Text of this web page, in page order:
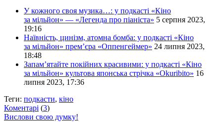
У кожного своя музика…: у подкасті «Кіно
за мільйон» — «Легенда про піаніста» 5 серпня 2023,
19:16
Наївність, цинізм, атомна бомба: у подкасті «Кіно
за мільйон» прем’єра «Оппенгеймер» 24 липня 2023,
18:48
Запам’ятайте покійних красивими: у подкасті «Кіно
за мільйон» культова японська стрічка «Okuribito» 16
липня 2023, 17:36
Теги: подкасти, кіно
Коментарі (3)
Вислови свою думку!